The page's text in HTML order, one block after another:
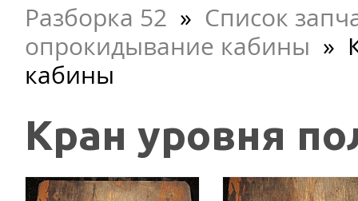
Разборка 52 » Список
опрокидывание кабины »
кабины
Кран уровня